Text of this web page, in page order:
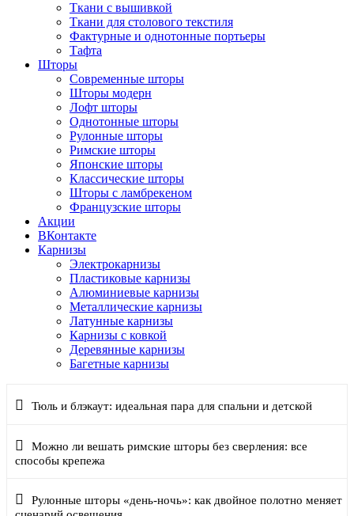
Ткани с вышивкой
Ткани для столового текстиля
Фактурные и однотонные портьеры
Тафта
Шторы
Современные шторы
Шторы модерн
Лофт шторы
Однотонные шторы
Рулонные шторы
Римские шторы
Японские шторы
Классические шторы
Шторы с ламбрекеном
Французские шторы
Акции
ВКонтакте
Карнизы
Электрокарнизы
Пластиковые карнизы
Алюминиевые карнизы
Металлические карнизы
Латунные карнизы
Карнизы с ковкой
Деревянные карнизы
Багетные карнизы
Тюль и блэкаут: идеальная пара для спальни и детской
Можно ли вешать римские шторы без сверления: все
способы крепежа
Рулонные шторы «день-ночь»: как двойное полотно меняет